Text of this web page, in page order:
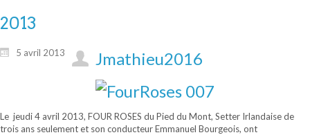
2013
5 avril 2013 Jmathieu2016
Le jeudi 4 avril 2013, FOUR ROSES du Pied du Mont, Setter Irlandaise de
trois ans seulement et son conducteur Emmanuel Bourgeois, ont